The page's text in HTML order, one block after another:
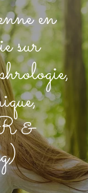
en
sur
&